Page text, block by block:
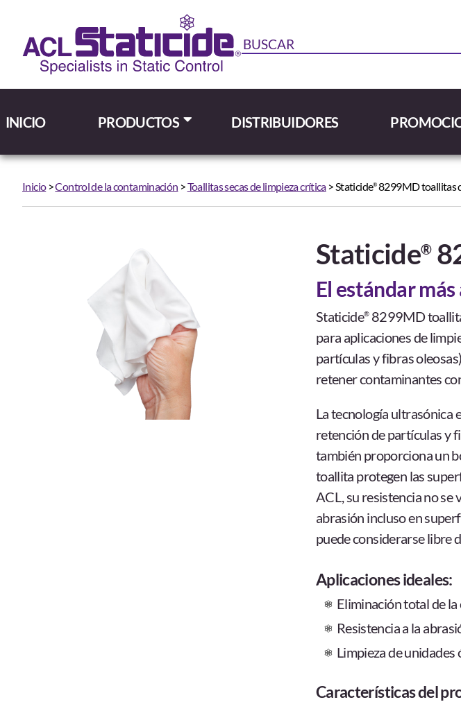
INICIO PRODUCTOS DISTRIBUIDORES
Inicio>Control de la contaminación >Toallitas secas de limpieza crítica> Staticide®8299MD toallitas
Staticide®
El estándar
Staticide®8299MD
para aplicaciones de
partículas y fibras
retener contaminantes
La tecnología ultrasónica
retención de partículas y
también proporciona un
toallita protegen las
ACL, su resistencia no se
abrasión incluso en
puede considerarse libre
Aplicaciones ideales:
Eliminación total de la
Resistencia a la
Limpieza de unidades
Características del